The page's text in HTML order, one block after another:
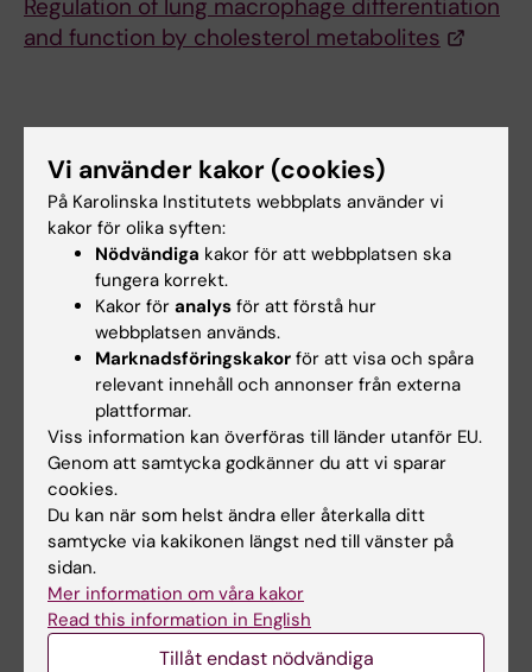
Regulation of lung macrophage differentiation
and function by cholesterol metabolites
Tags
ANA Futura
Uppdaterad av:
Karin Vikström
2026-04-28
Innehållsgranskare:
Laura Bub
Dela
Mer om det här ämnet
Doktorander vid MedH berättar om sin avhandling
Vi använder kakor (cookies)
På Karolinska Institutets webbplats använder vi
kakor för olika syften:
Nödvändiga kakor för att webbplatsen ska
fungera korrekt.
Kakor för analys för att förstå hur
webbplatsen används.
Marknadsföringskakor för att visa och spåra
relevant innehåll och annonser från externa
plattformar.
Viss information kan överföras till länder utanför EU.
Genom att samtycka godkänner du att vi sparar
cookies.
Du kan när som helst ändra eller återkalla ditt
samtycke via kakikonen längst ned till vänster på
sidan.
Mer information om våra kakor
Read this information in English
Tillåt endast nödvändiga